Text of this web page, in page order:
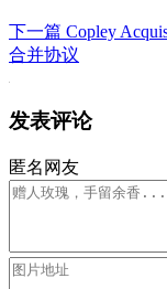
下一篇 Copley
合并协议
发表评论
匿名网友